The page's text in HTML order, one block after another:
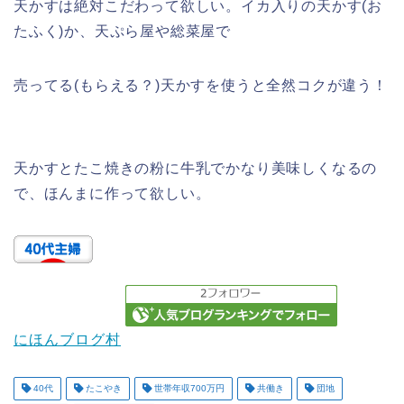
天かすは絶対こだわって欲しい。イカ入りの天かす(お
たふく)か、天ぷら屋や総菜屋で
売ってる(もらえる？)天かすを使うと全然コクが違う！
天かすとたこ焼きの粉に牛乳でかなり美味しくなるの
で、ほんまに作って欲しい。
にほんブログ村
40代 たこやき 世帯年収700万円 共働き 団地